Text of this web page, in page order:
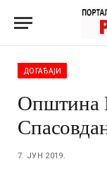
ДОГАЂАЈИ
Општина
7. ЈУН 2019.